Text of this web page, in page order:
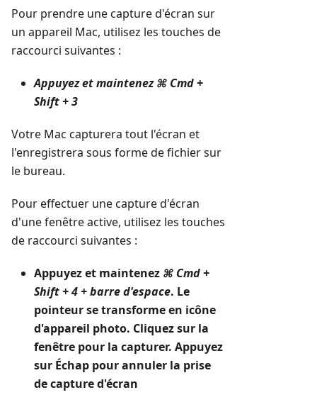
Pour prendre une capture d'écran sur
un appareil Mac, utilisez les touches de
raccourci suivantes :
Appuyez et maintenez⌘ Cmd +
Shift + 3
Votre Mac capturera tout l'écran et
l'enregistrera sous forme de fichier sur
le bureau.
Pour effectuer une capture d'écran
d'une fenêtre active, utilisez les touches
de raccourci suivantes :
Appuyez et maintenez ⌘ Cmd +
Shift + 4 + barre d'espace. Le
pointeur se transforme en icône
d'appareil photo. Cliquez sur la
fenêtre pour la capturer. Appuyez
sur Échap pour annuler la prise
de capture d'écran